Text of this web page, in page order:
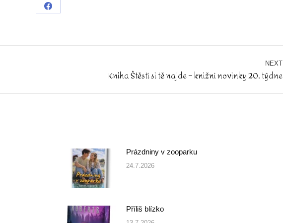
Share
NEXT
Kniha Štěstí si tě najde – knižní novinky 20. týdne
Prázdniny v zooparku
24.7.2026
Příliš blízko